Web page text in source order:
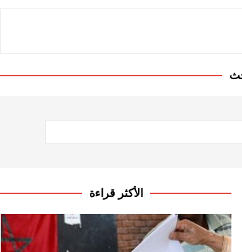
الأكثر قراءة